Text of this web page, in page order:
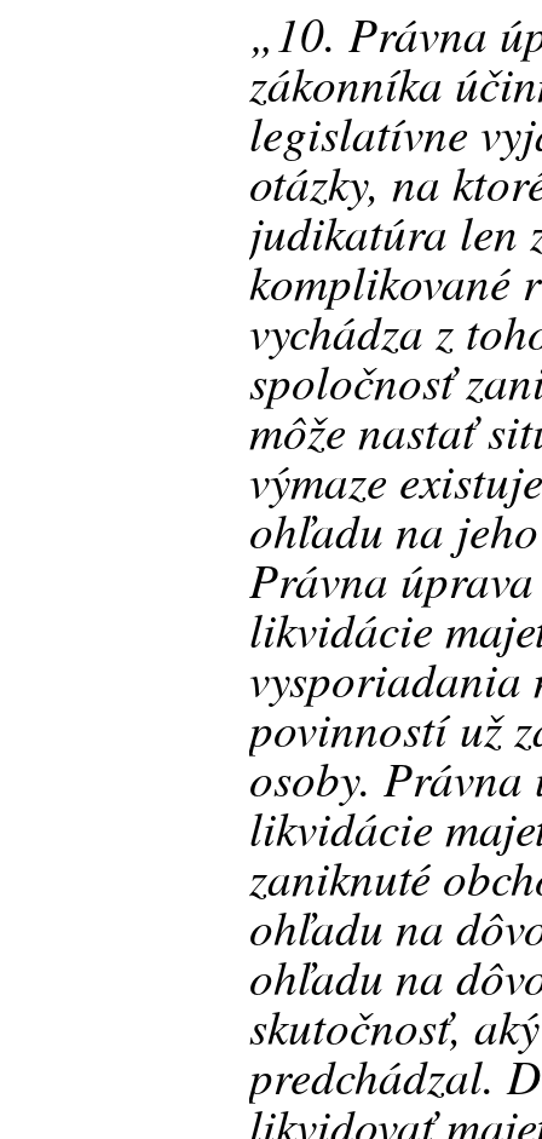
„10. Právna
zákonníka
legislatívne
otázky, na
judikatúra len
komplikované
vychádza z
spoločnosť
môže nastať
výmaze
ohľadu na
Právna
likvidácie
vysporiadania
povinností už
osoby.
likvidácie
zaniknuté
ohľadu na
ohľadu na
skutočnosť,
predchádzal.
likvidovať